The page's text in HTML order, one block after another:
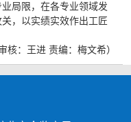
局限，在各专业领域发
，以实绩实效作出工匠
核：王进 责编：梅文希）